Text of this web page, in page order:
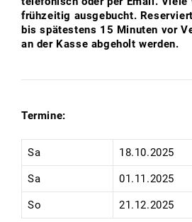
frühzeitig ausgebucht.
bis spätestens 15 Minuten vor
an der Kasse abgeholt werden.
Termine:
Sa 18.10.2025
Sa 01.11.2025
So 21.12.2025